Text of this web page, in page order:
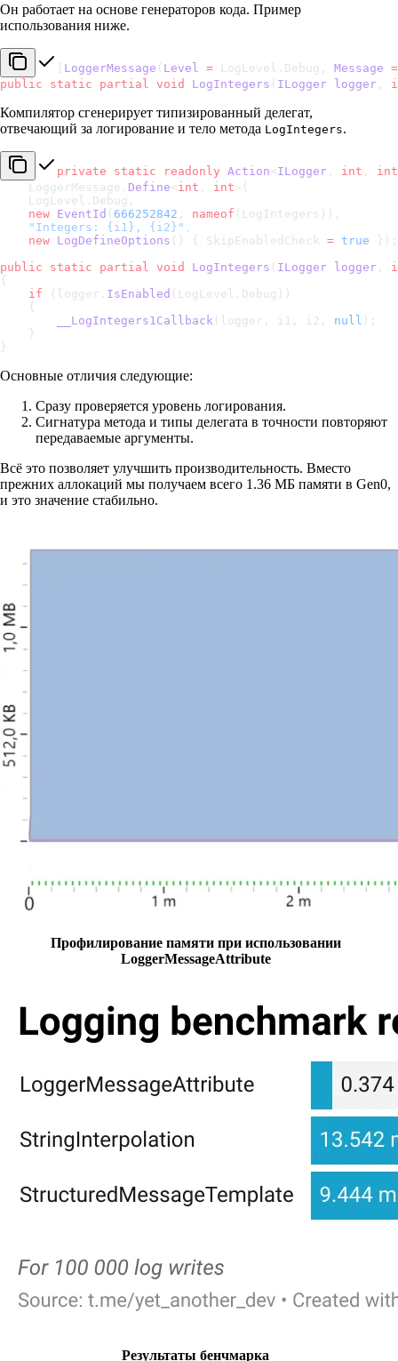
Он работает на основе генераторов кода. Пример
использования ниже.
LoggerMessage ( Level = LogLevel.Debug, Message =
public static partial void LogIntegers ( ILogger logger ,
Компилятор сгенерирует типизированный делегат,
отвечающий за логирование и тело метода LogIntegers.
private static readonly Action< ILogger , int , int
    LoggerMessage.
Define< int , int >(
    LogLevel.Debug,
    new
EventId ( 666252842 , nameof (LogIntegers)),
    "Integers: {i1}, {i2}"
,
    new
LogDefineOptions () { SkipEnabledCheck = true });
public static partial void LogIntegers ( ILogger logger ,
{
    if
(logger. IsEnabled (LogLevel.Debug))
    {
        __LogIntegers1Callback
(logger, i1, i2, null );
    }
}
Основные отличия следующие:
Сразу проверяется уровень логирования.
Сигнатура метода и типы делегата в точности повторяют
передаваемые аргументы.
Всё это позволяет улучшить производительность. Вместо
прежних аллокаций мы получаем всего 1.36 МБ памяти в Gen0,
и это значение стабильно.
Профилирование памяти при использовании
LoggerMessageAttribute
Результаты бенчмарка